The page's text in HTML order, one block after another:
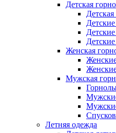
Детская
Женская
Мужская
Летняя одежда